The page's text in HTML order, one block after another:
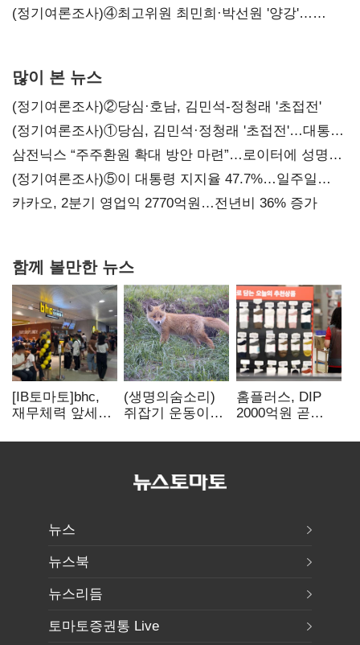
'한 자릿수'
(정기여론조사)④최고위원 최민희·박선원 '양강'…
많이 본 뉴스
(정기여론조사)②당심·호남, 김민석-정청래 '초접전'
(정기여론조사)①당심, 김민석·정청래 '초접전'…대통령
지지도 '50% 아래로'(종합)
삼전닉스 “주주환원 확대 방안 마련”…로이터에 성명
보내
(정기여론조사)⑤이 대통령 지지율 47.7%…일주일
만에 다시 40%대
카카오, 2분기 영업익 2770억원…전년비 36% 증가
함께 볼만한 뉴스
[IB토마토]bhc,
재무체력 앞세워
투자…'본게임'
(생명의숨소리)
쥐잡기 운동이
대하여
홈플러스, DIP
2000억원 곧
영업 재개 예정
뉴스
뉴스북
뉴스리듬
토마토증권통 Live